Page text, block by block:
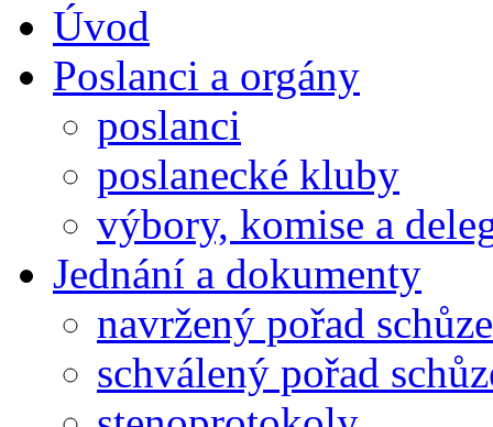
Úvod
Poslanci a orgány
poslanci
poslanecké kluby
výbory, komise a
Jednání a dokumenty
navržený pořad schůze
schválený pořad